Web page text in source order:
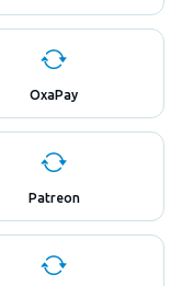
OxaPay
Patreon